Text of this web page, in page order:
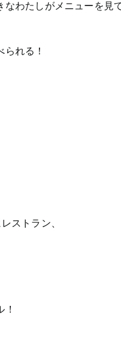
なわたしがメニューを
れる！
ストラン、